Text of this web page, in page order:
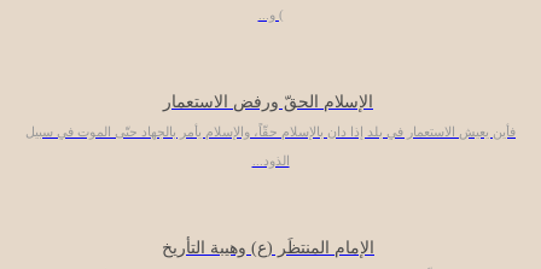
) و...
الإسلام الحقّ ورفض الاستعمار
فأين يعيش الاستعمار في بلد إذا دان بالإسلام حقّاً، والإسلام يأمر بالجهاد حتّى الموت في سبيل
الذود...
الإمام المنتظَر (ع) وهيبة التأريخ